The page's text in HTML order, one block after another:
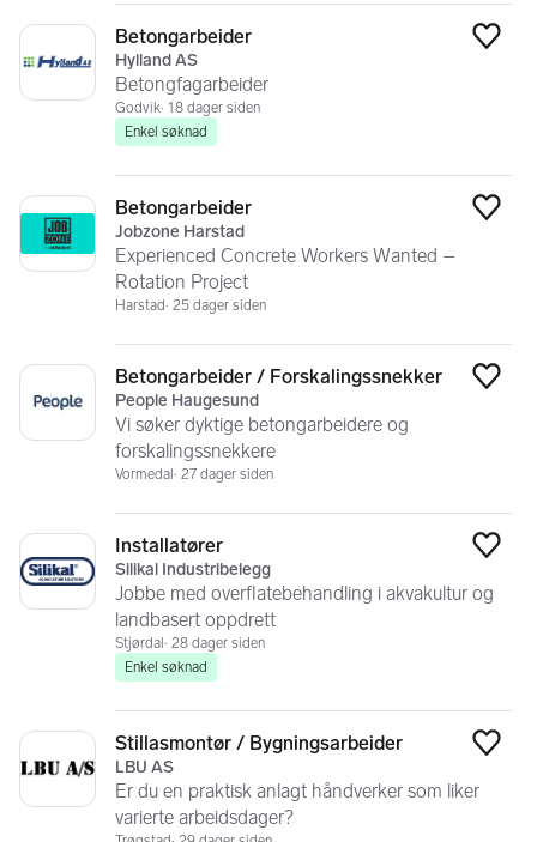
Betongarbeider
Hylland AS
Betongfagarbeider
Godvik 18 dager siden
Enkel søknad
Betongarbeider
Jobzone Harstad
Experienced Concrete Workers Wanted –
Rotation Project
Harstad 25 dager siden
Betongarbeider / Forskalingssnekker
People Haugesund
Vi søker dyktige betongarbeidere og
forskalingssnekkere
Vormedal 27 dager siden
Installatører
Silikal Industribelegg
Jobbe med overflatebehandling i akvakultur og
landbasert oppdrett
Stjørdal
28 dager siden
Enkel søknad
Stillasmontør / Bygningsarbeider
LBU AS
Er du en praktisk anlagt håndverker som liker
varierte arbeidsdager?